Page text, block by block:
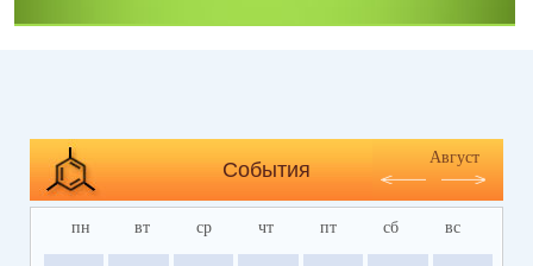
События
Август
пн вт ср чт пт сб вс